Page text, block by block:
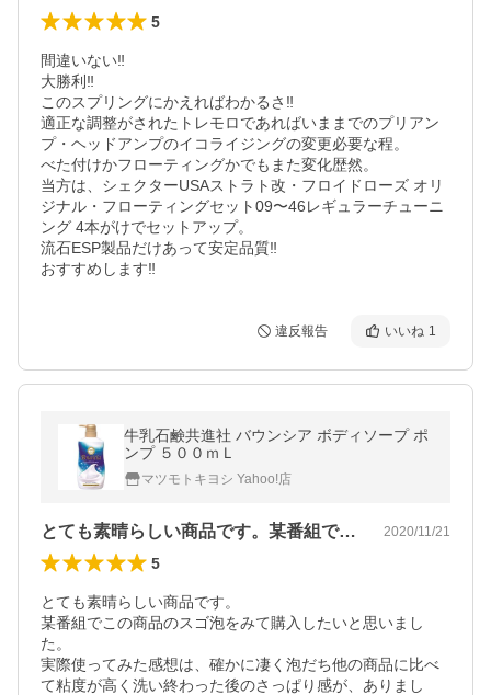
5
間違いない‼︎
大勝利‼︎
このスプリングにかえればわかるさ‼︎
適正な調整がされたトレモロであればいままでのプリアン
プ・ヘッドアンプのイコライジングの変更必要な程。
べた付けかフローティングかでもまた変化歴然。
当方は、シェクターUSAストラト改・フロイドローズ オリ
ジナル・フローティングセット09〜46レギュラーチューニ
ング 4本がけでセットアップ。
流石ESP製品だけあって安定品質‼︎
おすすめします‼︎
違反報告 いいね 1
牛乳石鹸共進社 バウンシア ボディソープ ポ
ンプ ５００ｍＬ
マツモトキヨシ Yahoo!店
とても素晴らしい商品です。某番組でこの… 2020/11/21
5
とても素晴らしい商品です。
某番組でこの商品のスゴ泡をみて購入したいと思いまし
た。
実際使ってみた感想は、確かに凄く泡だち他の商品に比べ
て粘度が高く洗い終わった後のさっぱり感が、ありまし